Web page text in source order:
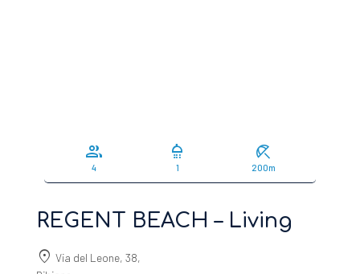
group
4
shower
1
beach_access
200m
REGENT BEACH – Living
location_on Via del Leone, 38,